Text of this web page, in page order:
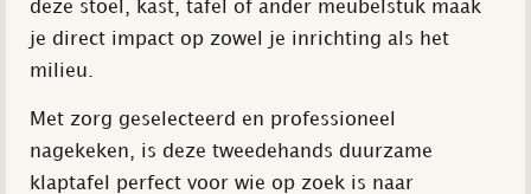
deze stoel, kast, tafel of ander meubelstuk maak
je direct impact op zowel je inrichting als het
milieu.
Met zorg geselecteerd en professioneel
nagekeken, is deze tweedehands duurzame
klaptafel perfect voor wie op zoek is naar